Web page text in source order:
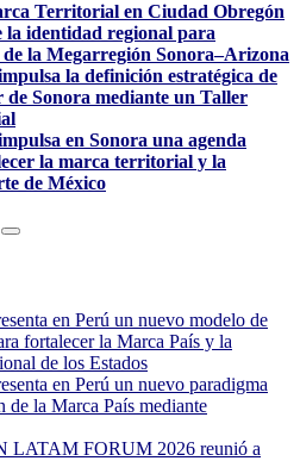
Territorial en Ciudad Obregón
la identidad regional para
la Megarregión Sonora–Arizona
la definición estratégica de
Sonora mediante un Taller
en Sonora una agenda
la marca territorial y la
de México
en Perú un nuevo modelo de
fortalecer la Marca País y la
de los Estados
en Perú un nuevo paradigma
de la Marca País mediante
LATAM FORUM 2026 reunió a